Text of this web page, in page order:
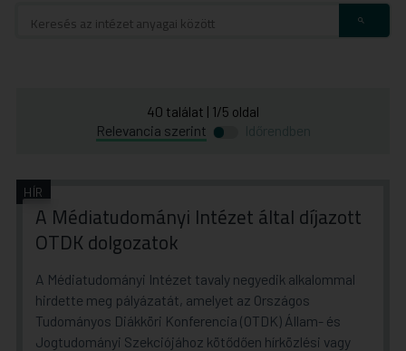
40 találat | 1/5 oldal
Relevancia szerintÁtváltás
időrend
HÍR
A Médiatudományi Intézet által díjazott
OTDK dolgozatok
A Médiatudományi Intézet tavaly negyedik alkalommal
hirdette meg pályázatát, amelyet az Országos
Tudományos Diákköri Konferencia (OTDK) Állam- és
Jogtudományi Szekciójához kötődően hírközlési vagy